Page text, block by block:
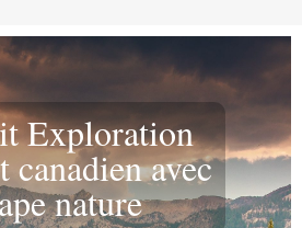
Exploration
canadien avec
nature